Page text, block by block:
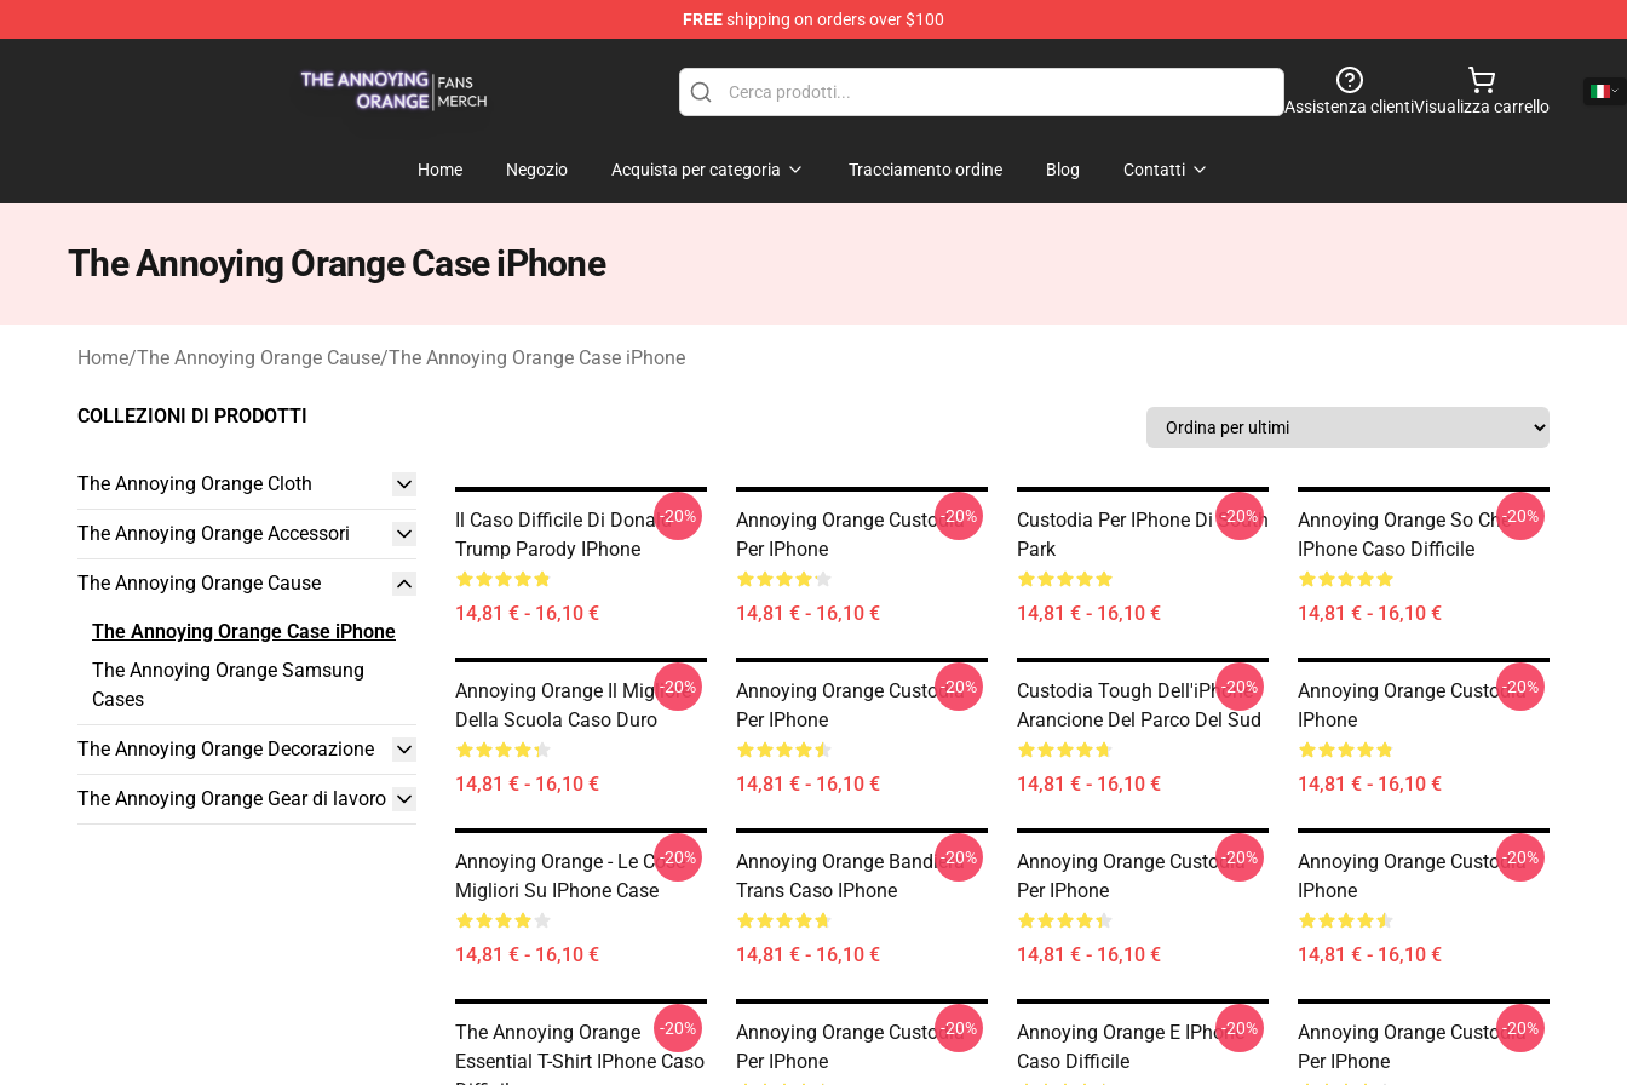
FREEshipping on orders over $100
Assistenza clientiVisualizza carrello
Home Negozio Acquista per categoria Tracciamento ordine Blog Contatti
The Annoying Orange Case iPhone
Home/The Annoying Orange Cause/The Annoying Orange Case iPhone
COLLEZIONI DI PRODOTTI
The Annoying Orange Cloth
The Annoying Orange Accessori
The Annoying Orange Cause
The Annoying Orange Case iPhone
The Annoying Orange Samsung
Cases
The Annoying Orange Decorazione
The Annoying Orange Gear di lavoro
Il Caso Difficile Di Donald
Trump Parody IPhone
14,81 € - 16,10 €
-20%
Annoying Orange Custodia
Per IPhone
14,81 € - 16,10 €
-20%
Custodia Per IPhone Di South
Park
14,81 € - 16,10 €
-20%
Annoying Orange So Che
IPhone Caso Difficile
14,81 € - 16,10 €
-20%
Annoying Orange Il Migliore
Della Scuola Caso Duro
14,81 € - 16,10 €
-20%
Annoying Orange Custodia
Per IPhone
14,81 € - 16,10 €
-20%
Custodia Tough Dell'iPhone
Arancione Del Parco Del Sud
14,81 € - 16,10 €
-20%
Annoying Orange Custodia
IPhone
14,81 € - 16,10 €
-20%
Annoying Orange - Le Cose
Migliori Su IPhone Case
14,81 € - 16,10 €
-20%
Annoying Orange Bandiera
Trans Caso IPhone
14,81 € - 16,10 €
-20%
Annoying Orange Custodia
Per IPhone
14,81 € - 16,10 €
-20%
Annoying Orange Custodia
IPhone
14,81 € - 16,10 €
-20%
The Annoying Orange
Essential T-Shirt IPhone Caso
-20%
Annoying Orange Custodia
Per IPhone
-20%
Annoying Orange E IPhone
Caso Difficile
-20%
Annoying Orange Custodia
Per IPhone
-20%